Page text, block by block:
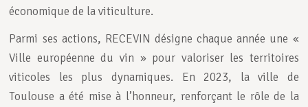
économique de la viticulture.
Parmi ses actions, RECEVIN désigne chaque année une «
Ville européenne du vin » pour valoriser les territoires
viticoles les plus dynamiques. En 2023, la ville de
Toulouse a été mise à l’honneur, renforçant le rôle de la